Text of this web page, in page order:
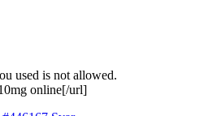
used is not allowed.
online[/url]